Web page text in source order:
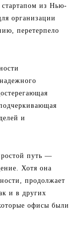
стартапом из Нью-
организации
перетерпело
и
путь —
Хотя она
продолжает
и в других
офисы были